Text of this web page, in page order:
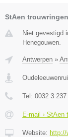
StAen
Niet gevestigd
Henegouwen.
Antwerpen »
Tel: 0032 3
E-mail › StAen
Website: http://